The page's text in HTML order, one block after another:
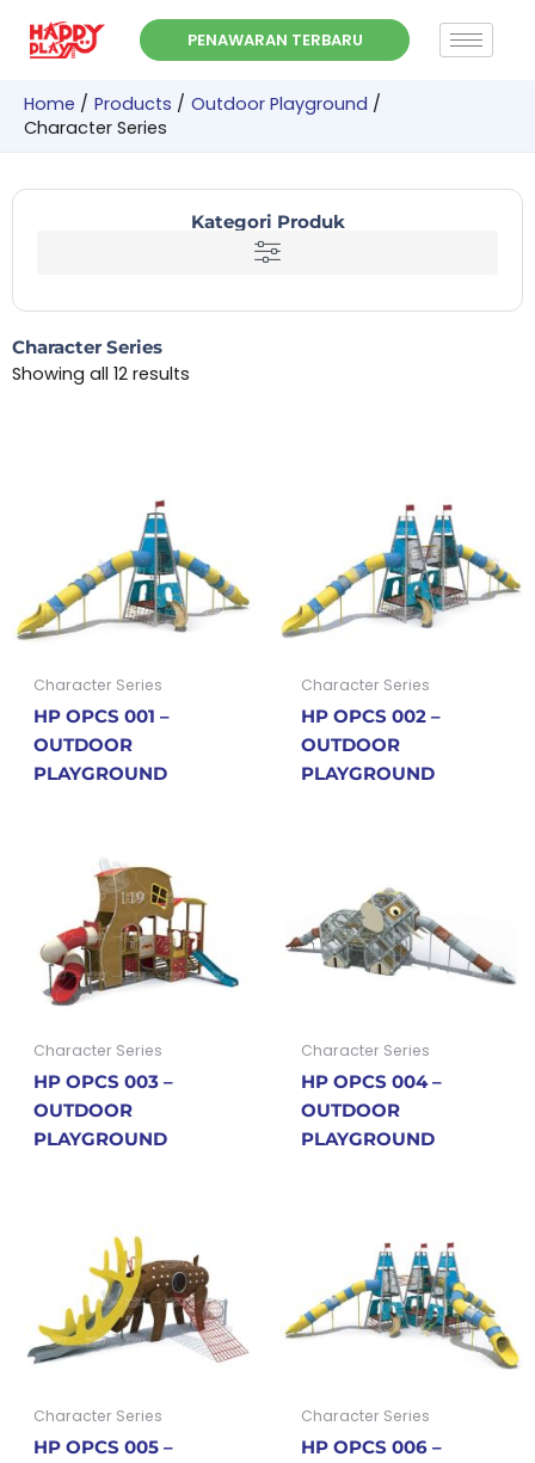
PENAWARAN TERBARU
Home Products
Outdoor Playground
Character Series
Kategori Produk
Character Series
Showing all 12 results
Character Series
HP OPCS 001 –
OUTDOOR
PLAYGROUND
Character Series
HP OPCS 002 –
OUTDOOR
PLAYGROUND
Character Series
HP OPCS 003 –
OUTDOOR
PLAYGROUND
Character Series
HP OPCS 004 –
OUTDOOR
PLAYGROUND
Character Series
HP OPCS 005 –
Character Series
HP OPCS 006 –